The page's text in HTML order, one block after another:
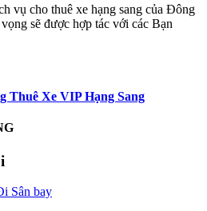
vụ cho thuê xe hạng sang của Đông
sẽ được hợp tác với các Bạn
Thuê Xe VIP Hạng Sang
Sân bay